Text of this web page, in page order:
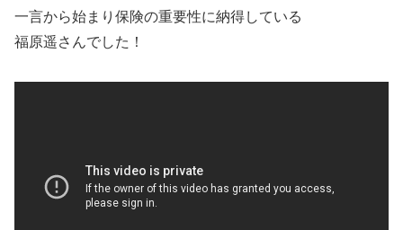
一言から始まり保険の重要性に納得している
福原遥さんでした！